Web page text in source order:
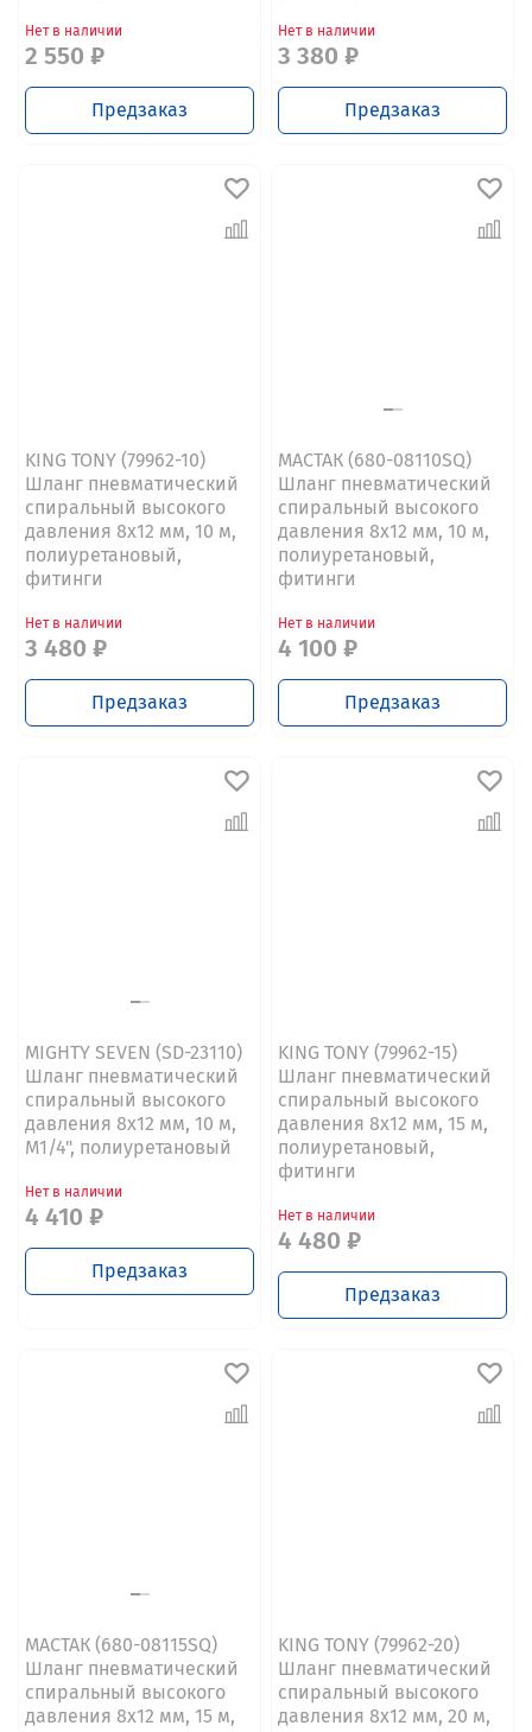
Нет в наличии
2 550 ₽
Предзаказ
Нет в наличии
3 380 ₽
Предзаказ
KING TONY (79962-10)
Шланг пневматический
спиральный высокого
давления 8х12 мм, 10 м,
полиуретановый,
фитинги
Нет в наличии
3 480 ₽
Предзаказ
МАСТАК (680-08110SQ)
Шланг пневматический
спиральный высокого
давления 8х12 мм, 10 м,
полиуретановый,
фитинги
Нет в наличии
4 100 ₽
Предзаказ
MIGHTY SEVEN (SD-23110)
Шланг пневматический
спиральный высокого
давления 8х12 мм, 10 м,
М1/4", полиуретановый
Нет в наличии
4 410 ₽
Предзаказ
KING TONY (79962-15)
Шланг пневматический
спиральный высокого
давления 8х12 мм, 15 м,
полиуретановый,
фитинги
Нет в наличии
4 480 ₽
Предзаказ
МАСТАК (680-08115SQ)
Шланг пневматический
спиральный высокого
давления 8х12 мм, 15 м,
KING TONY (79962-20)
Шланг пневматический
спиральный высокого
давления 8х12 мм, 20 м,